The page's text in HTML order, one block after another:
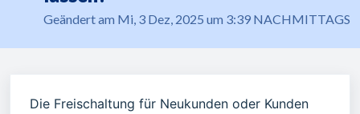
Geändert am Mi, 3 Dez, 2025 um 3:39 NACHMITTAGS
Die Freischaltung für Neukunden oder Kunden